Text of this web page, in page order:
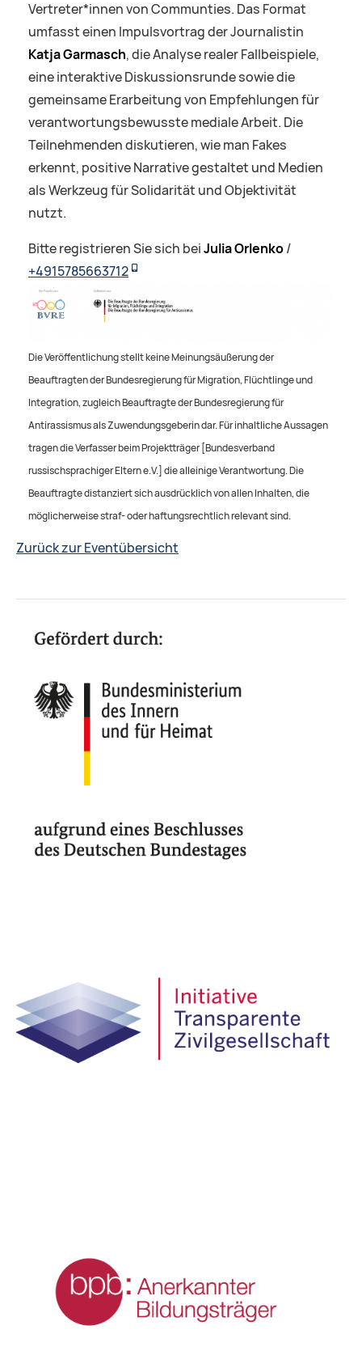
Vertreter*innen von Communties. Das Format
umfasst einen Impulsvortrag der Journalistin
Katja Garmasch, die Analyse realer Fallbeispiele,
eine interaktive Diskussionsrunde sowie die
gemeinsame Erarbeitung von Empfehlungen für
verantwortungsbewusste mediale Arbeit. Die
Teilnehmenden diskutieren, wie man Fakes
erkennt, positive Narrative gestaltet und Medien
als Werkzeug für Solidarität und Objektivität
nutzt.
Bitte registrieren Sie sich beiJulia Orlenko/
+4915785663712
Die Veröffentlichung stellt keine Meinungsäußerung der
Beauftragten der Bundesregierung für Migration, Flüchtlinge und
Integration, zugleich Beauftragte der Bundesregierung für
Antirassismus als Zuwendungsgeberin dar. Für inhaltliche Aussagen
tragen die Verfasser beim Projektträger [Bundesverband
russischsprachiger Eltern e.V.] die alleinige Verantwortung. Die
Beauftragte distanziert sich ausdrücklich von allen Inhalten, die
möglicherweise straf- oder haftungsrechtlich relevant sind.
Zurück zur Eventübersicht